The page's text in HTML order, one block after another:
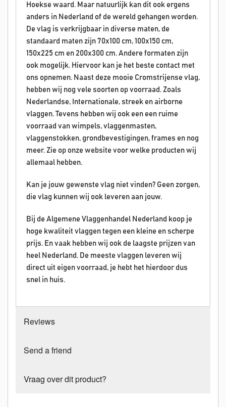
Hoekse waard. Maar natuurlijk kan dit ook ergens
anders in Nederland of de wereld gehangen worden.
De vlag is verkrijgbaar in diverse maten, de
standaard maten zijn 70x100 cm, 100x150 cm,
150x225 cm en 200x300 cm. Andere formaten zijn
ook mogelijk. Hiervoor kan je het beste contact met
ons opnemen. Naast deze mooie Cromstrijense vlag,
hebben wij nog vele soorten op voorraad. Zoals
Nederlandse, Internationale, streek en airborne
vlaggen. Tevens hebben wij ook een een ruime
voorraad van wimpels, vlaggenmasten,
vlaggenstokken, grondbevestigingen, frames en nog
meer. Zie op onze website voor welke producten wij
allemaal hebben.
Kan je jouw gewenste vlag niet vinden? Geen zorgen,
die vlag kunnen wij ook leveren aan jouw.
Bij de Algemene Vlaggenhandel Nederland koop je
hoge kwaliteit vlaggen tegen een kleine en scherpe
prijs. En vaak hebben wij ook de laagste prijzen van
heel Nederland. De meeste vlaggen leveren wij
direct uit eigen voorraad, je hebt het hierdoor dus
snel in huis.
Reviews
Send a friend
Vraag over dit product?